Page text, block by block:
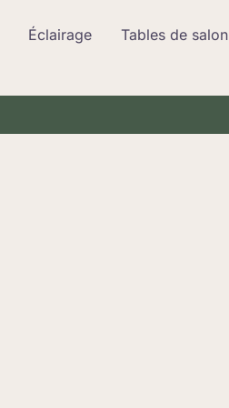
Éclairage
Tables de salon